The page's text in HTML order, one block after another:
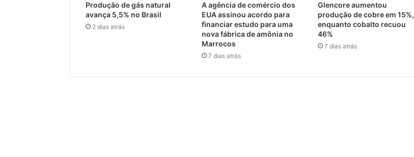
Produção de gás natural
avança 5,5% no Brasil
2 dias atrás
A agência de comércio dos
EUA assinou acordo para
financiar estudo para uma
nova fábrica de amônia no
Marrocos
7 dias atrás
Glencore aumentou
produção de cobre em 15%,
enquanto cobalto recuou
46%
7 dias atrás